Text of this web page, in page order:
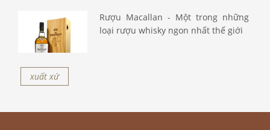
Rượu Macallan - Một trong những
loại rượu whisky ngon nhất thế giới
xuất xứ